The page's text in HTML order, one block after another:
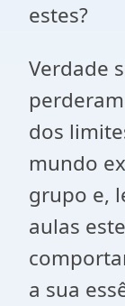
estes?
Verdade
dos
mundo
grupo e,
aulas
a sua